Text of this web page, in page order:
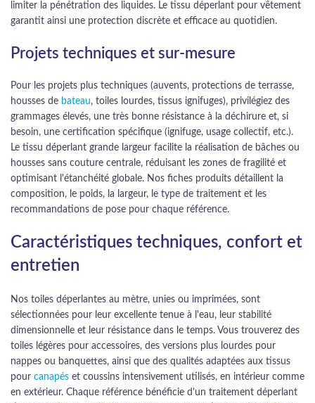
limiter la pénétration des liquides. Le tissu déperlant pour vêtement
garantit ainsi une protection discrète et efficace au quotidien.
Projets techniques et sur-mesure
Pour les projets plus techniques (auvents, protections de terrasse,
housses de bateau, toiles lourdes, tissus ignifuges), privilégiez des
grammages élevés, une très bonne résistance à la déchirure et, si
besoin, une certification spécifique (ignifuge, usage collectif, etc.).
Le tissu déperlant grande largeur facilite la réalisation de bâches ou
housses sans couture centrale, réduisant les zones de fragilité et
optimisant l'étanchéité globale. Nos fiches produits détaillent la
composition, le poids, la largeur, le type de traitement et les
recommandations de pose pour chaque référence.
Caractéristiques techniques, confort et
entretien
Nos toiles déperlantes au mètre, unies ou imprimées, sont
sélectionnées pour leur excellente tenue à l'eau, leur stabilité
dimensionnelle et leur résistance dans le temps. Vous trouverez des
toiles légères pour accessoires, des versions plus lourdes pour
nappes ou banquettes, ainsi que des qualités adaptées aux tissus
pour canapés et coussins intensivement utilisés, en intérieur comme
en extérieur. Chaque référence bénéficie d'un traitement déperlant